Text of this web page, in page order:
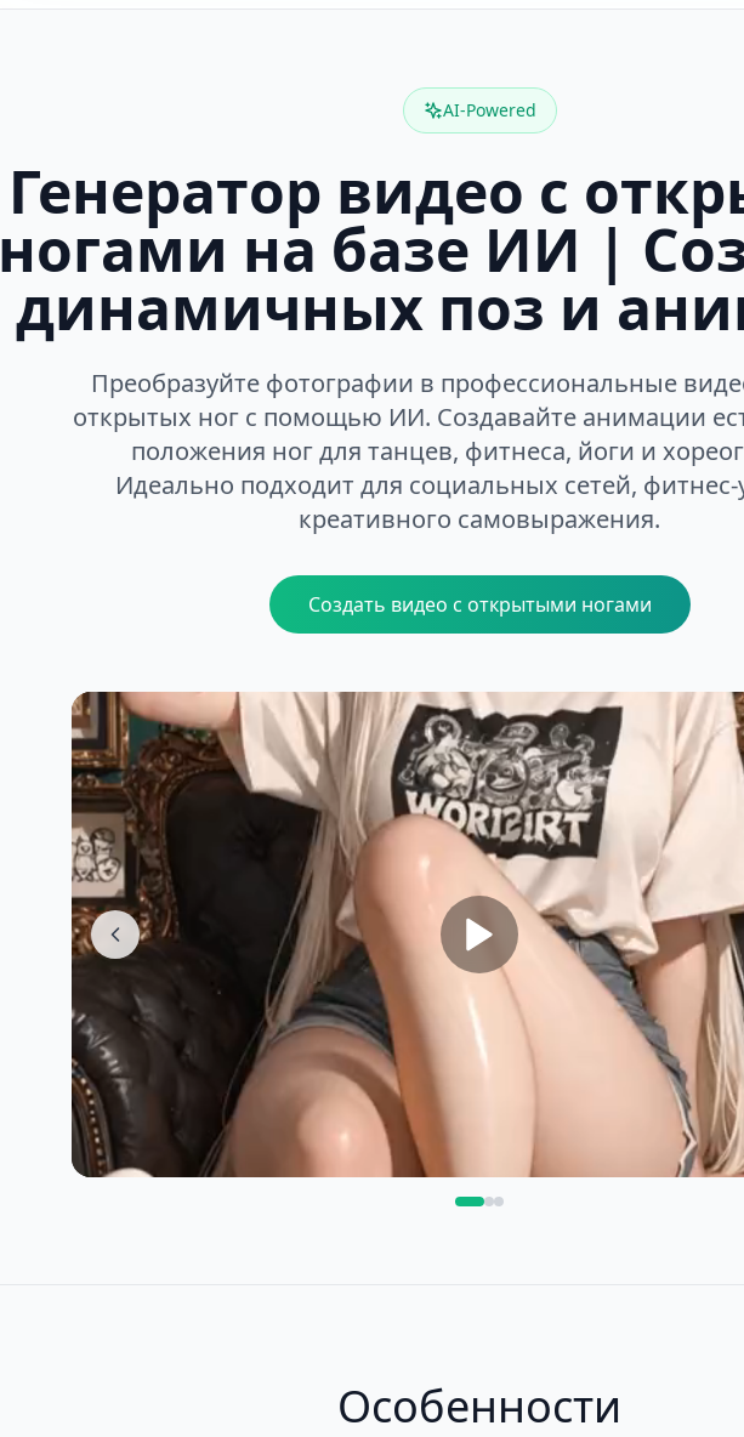
AI-Powered
Генератор видео с
ногами на базе ИИ |
динамичных поз и
Преобразуйте фотографии в профессиональные
открытых ног с помощью ИИ. Создавайте анимации
положения ног для танцев, фитнеса, йоги и
Идеально подходит для социальных сетей, фитнес-
креативного самовыражения.
Создать видео с открытыми ногами
Особенности